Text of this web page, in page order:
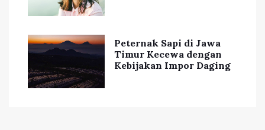
Peternak Sapi di Jawa
Timur Kecewa dengan
Kebijakan Impor Daging